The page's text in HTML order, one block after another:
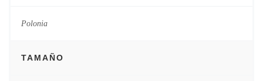
Polonia
TAMAÑO